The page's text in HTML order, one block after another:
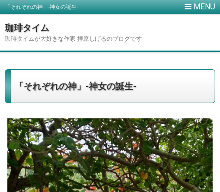
「それぞれの神」-神女の誕生-
珈琲タイム
珈琲タイムが大好きな作家 拝原しげるのブログです
「それぞれの神」-神女の誕生-